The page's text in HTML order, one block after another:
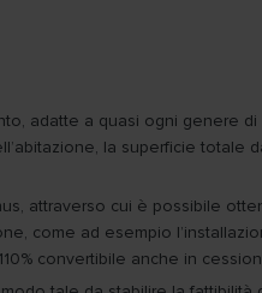
adatte a quasi ogni genere
la superficie totale
attraverso cui è possibile
come ad esempio
convertibile anche in